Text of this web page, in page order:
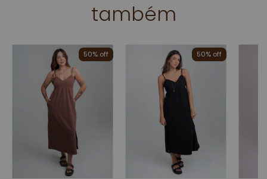
também
50% off 50% off